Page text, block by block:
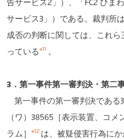
告サービス2」）、「FC2 ひま
サービス3」）である。裁判所
成否の判断に関しては、これ
っている※11 。
3．第一事件第一審判決・第二
第一事件の第一審判決である
（ワ）38565［表示装置、コ
ラム］※12 は、被疑侵害行為に